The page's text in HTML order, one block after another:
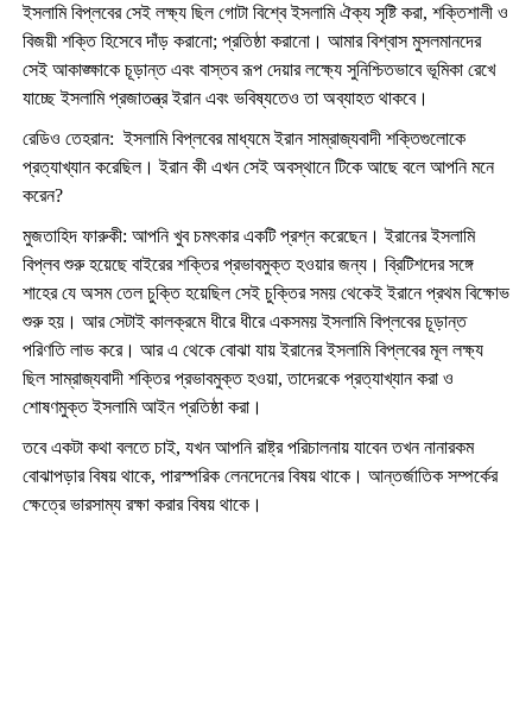
ইসলামি বিপ্লবের সেই লক্ষ্য ছিল গোটা বিশ্বে ইসলামি ঐক্য সৃষ্টি করা, শক্তিশালী ও
বিজয়ী শক্তি হিসেবে দাঁড় করানো; প্রতিষ্ঠা করানো। আমার বিশ্বাস মুসলমানদের
সেই আকাঙ্ক্ষাকে চূড়ান্ত এবং বাস্তব রূপ দেয়ার লক্ষ্যে সুনিশ্চিতভাবে ভূমিকা রেখে
যাচ্ছে ইসলামি প্রজাতন্ত্র ইরান এবং ভবিষ্যতেও তা অব্যাহত থাকবে।
রেডিও তেহরান: ইসলামি বিপ্লবের মাধ্যমে ইরান সাম্রাজ্যবাদী শক্তিগুলোকে
প্রত্যাখ্যান করেছিল। ইরান কী এখন সেই অবস্থানে টিকে আছে বলে আপনি মনে
করেন?
মুজতাহিদ ফারুকী: আপনি খুব চমৎকার একটি প্রশ্ন করেছেন। ইরানের ইসলামি
বিপ্লব শুরু হয়েছে বাইরের শক্তির প্রভাবমুক্ত হওয়ার জন্য। ব্রিটিশদের সঙ্গে
শাহের যে অসম তেল চুক্তি হয়েছিল সেই চুক্তির সময় থেকেই ইরানে প্রথম বিক্ষোভ
শুরু হয়। আর সেটাই কালক্রমে ধীরে ধীরে একসময় ইসলামি বিপ্লবের চূড়ান্ত
পরিণতি লাভ করে। আর এ থেকে বোঝা যায় ইরানের ইসলামি বিপ্লবের মূল লক্ষ্য
ছিল সাম্রাজ্যবাদী শক্তির প্রভাবমুক্ত হওয়া,তাদেরকে প্রত্যাখ্যান করা ও
শোষণমুক্ত ইসলামি আইন প্রতিষ্ঠা করা।
তবে একটা কথা বলতে চাই, যখন আপনি রাষ্ট্র পরিচালনায় যাবেন তখন নানারকম
বোঝাপড়ার বিষয় থাকে, পারস্পরিক লেনদেনের বিষয় থাকে। আন্তর্জাতিক সম্পর্কের
ক্ষেত্রে ভারসাম্য রক্ষা করার বিষয় থাকে।